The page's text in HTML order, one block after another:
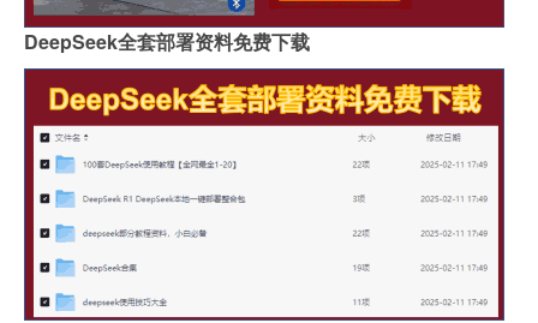
DeepSeek全套部署资料免费下载